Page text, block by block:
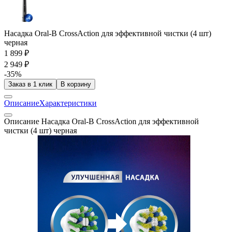
Насадка Oral-B CrossAction для эффективной чистки (4 шт)
черная
1 899 ₽
2 949 ₽
-35%
Заказ в 1 клик В корзину
ОписаниеХарактеристики
Описание Насадка Oral-B CrossAction для эффективной
чистки (4 шт) черная